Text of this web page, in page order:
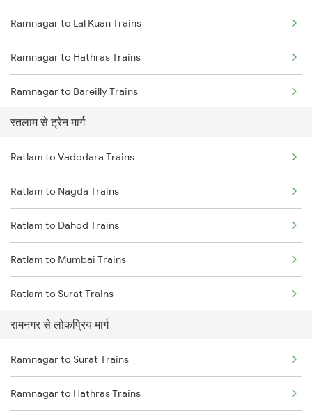
Mumbai to Goa Trains
Chennai to Coimbatore Trains
Ramnagar to Lal Kuan Trains
Ramnagar to Hathras Trains
Ramnagar to Bareilly Trains
Ramnagar to New Delhi Trains
Ramnagar to Mathura Trains
रतलाम से ट्रेन मार्ग
Ratlam to Vadodara Trains
Ratlam to Nagda Trains
Ratlam to Dahod Trains
Ratlam to Mumbai Trains
Ratlam to Surat Trains
रामनगर से लोकप्रिय मार्ग
Ramnagar to Surat Trains
Ramnagar to Hathras Trains